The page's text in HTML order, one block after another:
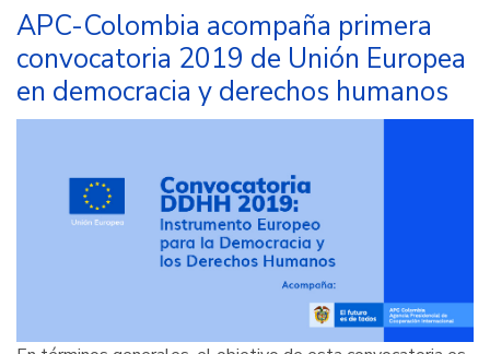
APC-Colombia acompaña primera
convocatoria 2019 de Unión Europea
en democracia y derechos humanos